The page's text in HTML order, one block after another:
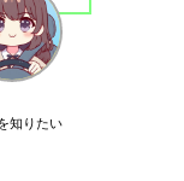
知りたい